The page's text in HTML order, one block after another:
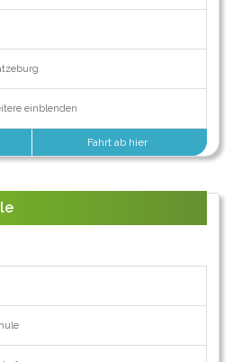
einblenden
Fahrt ab hier